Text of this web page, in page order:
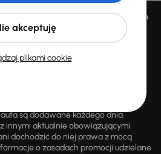
aż 1500 aut”
1500 aut” obowiązuje we wszystkich
AUTO Sp. z o.o. („AAA AUTO”).
nabycia wybranych pojazdów
w serwisie internetowym
uwidocznioną w prezentowanej
różnica pomiędzy najniższą ceną
obniżką a jego aktualną ceną
objętych promocją jest zmienna i
liczba dostępnych pojazdów
są dodawane każdego dnia.
innymi aktualnie obowiązującymi
dochodzić do niej prawa z mocą
o zasadach promocji udzielane
plikami cookie
akceptuję